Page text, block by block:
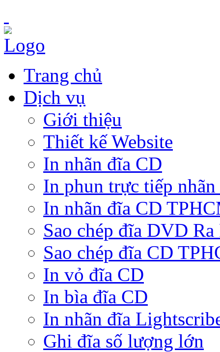
Trang chủ
Dịch vụ
Giới thiệu
Thiết kế Website
In nhãn đĩa CD
In phun trực tiếp
In nhãn đĩa CD
Sao chép đĩa DVD
Sao chép đĩa CD
In vỏ đĩa CD
In bìa đĩa CD
In nhãn đĩa
Ghi đĩa số lượng lớn